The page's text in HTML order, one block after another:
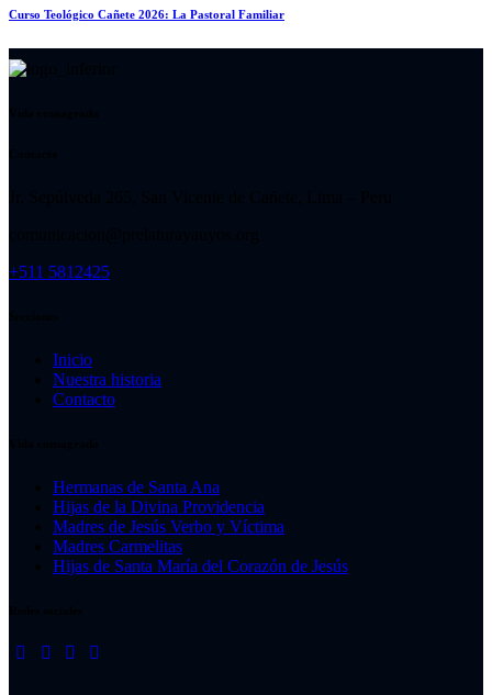
Curso Teológico Cañete 2026: La Pastoral Familiar
+511 5812425
Inicio
Nuestra historia
Contacto
Hermanas de Santa Ana
Hijas de la Divina Providencia
Madres de Jesús Verbo y Víctima
Madres Carmelitas
Hijas de Santa María del Corazón de Jesús